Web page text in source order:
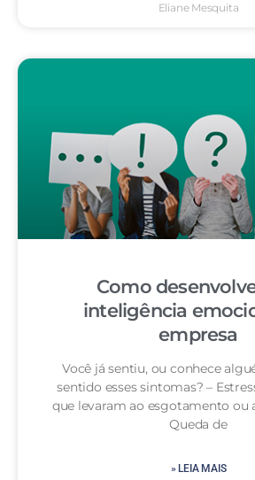
Eliane Mesquita
Como
inteligência
empresa
Você já sentiu, ou conhece
sentido esses sintomas? –
que levaram ao esgotamento ou
Queda de
» LEIA MAIS